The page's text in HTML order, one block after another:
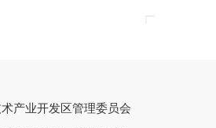
产业开发区管理委员会